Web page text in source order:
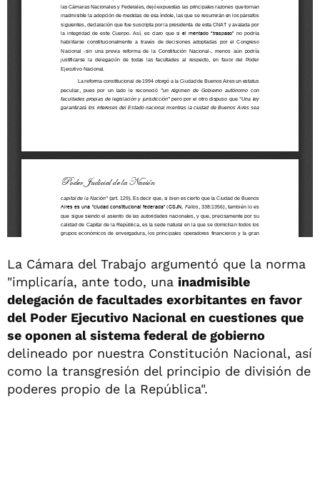
La Cámara del Trabajo argumentó que la norma
"implicaría, ante todo, una inadmisible
delegación de facultades exorbitantes en favor
del Poder Ejecutivo Nacional en cuestiones que
se oponen al sistema federal de gobierno
delineado por nuestra Constitución Nacional, así
como la transgresión del principio de división de
poderes propio de la República".